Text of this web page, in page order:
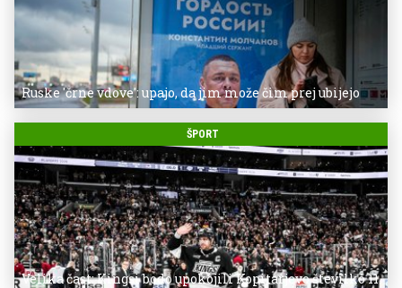
Ruske 'črne vdove': upajo, da jim može čim prej ubijejo
ŠPORT
Velika čast: Kingsi bodo upokojili Kopitarjevo številko 11